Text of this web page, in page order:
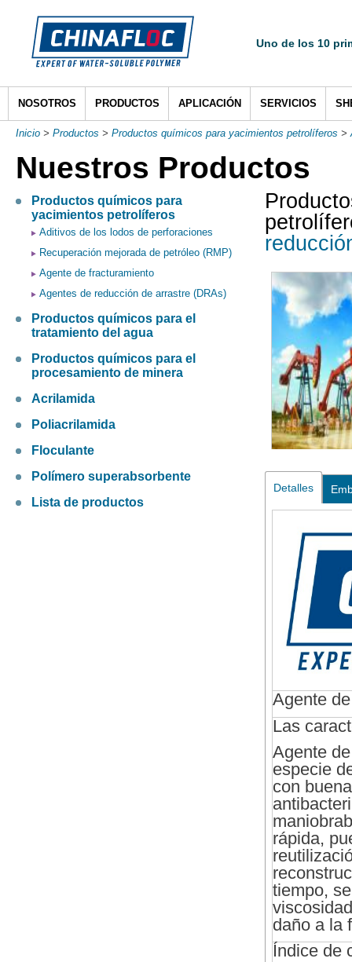
Uno de los 10
NOSOTROS PRODUCTOS APLICACIÓN SERVICIOS
Inicio > Productos > Productos químicos para yacimientos petrolíferos >
Nuestros Productos
Productos químicos para
yacimientos petrolíferos
Aditivos de los lodos de perforaciones
Recuperación mejorada de petróleo (RMP)
Agente de fracturamiento
Agentes de reducción de arrastre (DRAs)
Productos químicos para el
tratamiento del agua
Productos químicos para el
procesamiento de minera
Acrilamida
Poliacrilamida
Floculante
Polímero superabsorbente
Lista de productos
Detalles
Agente
Las
Agente
especie
con
rápida,
tiempo,
daño a la
Índice de